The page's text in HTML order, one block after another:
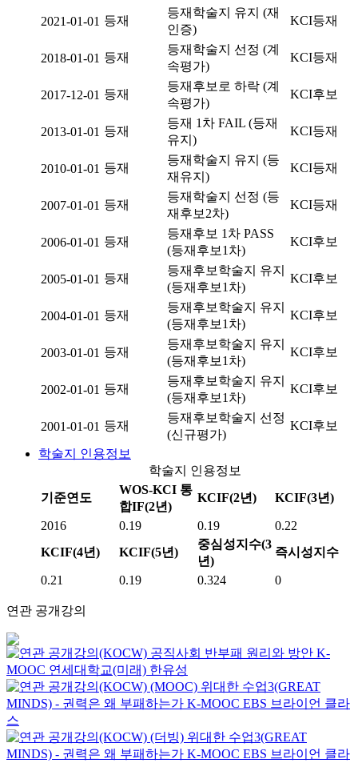
2021-01-01 등재
등재학술지 유지 (재
인증)
KCI등재
2018-01-01 등재
등재학술지 선정 (계
속평가)
KCI등재
2017-12-01 등재
등재후보로 하락 (계
속평가)
KCI후보
2013-01-01 등재
등재 1차 FAIL (등재
유지)
KCI등재
2010-01-01 등재
등재학술지 유지 (등
재유지)
KCI등재
2007-01-01 등재
등재학술지 선정 (등
재후보2차)
KCI등재
2006-01-01 등재
등재후보 1차 PASS
(등재후보1차)
KCI후보
2005-01-01 등재
등재후보학술지 유지
(등재후보1차)
KCI후보
2004-01-01 등재
등재후보학술지 유지
(등재후보1차)
KCI후보
2003-01-01 등재
등재후보학술지 유지
(등재후보1차)
KCI후보
2002-01-01 등재
등재후보학술지 유지
(등재후보1차)
KCI후보
2001-01-01 등재
등재후보학술지 선정
(신규평가)
KCI후보
학술지 인용정보
학술지 인용정보
기준연도
WOS-KCI 통
합IF(2년)
KCIF(2년) KCIF(3년)
2016 0.19 0.19
0.22
KCIF(4년)
KCIF(5년)
중심성지수(3
년)
즉시성지수
0.21 0.19 0.324 0
연관 공개강의
공직사회 반부패 원리와 방안 K-
MOOC 연세대학교(미래) 한유성
(MOOC) 위대한 수업3(GREAT
MINDS) - 권력은 왜 부패하는가 K-MOOC EBS 브라이언 클라
스
(더빙) 위대한 수업3(GREAT
MINDS) - 권력은 왜 부패하는가 K-MOOC EBS 브라이언 클라